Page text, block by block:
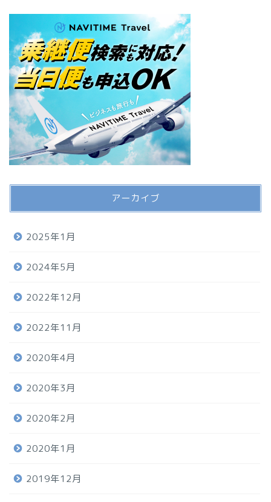
アーカイブ
2025年1月
2024年5月
2022年12月
2022年11月
2020年4月
2020年3月
2020年2月
2020年1月
2019年12月